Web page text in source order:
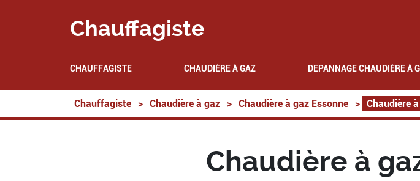
Chauffagiste
CHAUFFAGISTE CHAUDIÈRE À GAZ DEPANNAGE CHAUDIÈRE À
Chauffagiste > Chaudière à gaz > Chaudière à gaz Essonne > Chaudière
Chaudière à